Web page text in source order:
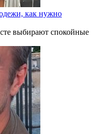
как нужно
выбирают спокойные